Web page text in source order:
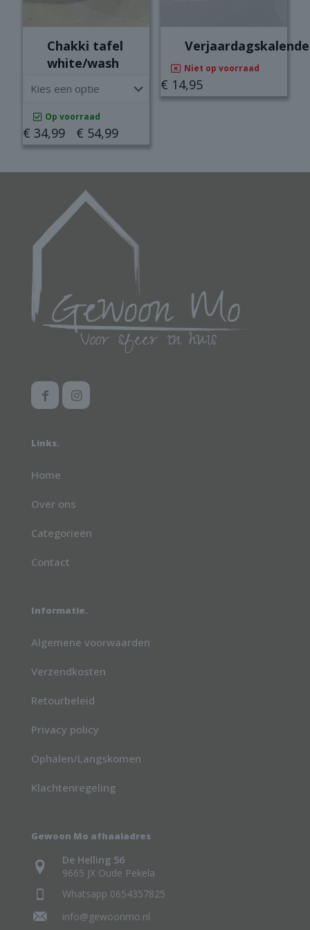
Chakki tafel
white/wash
Op voorraad
€ 34,99 € 54,99Prijsklasse:
€ 34,99
€ 54,99
Dit
heeft
kan
productpagina
Niet op voorraad
€ 14,95
Links.
Home
Over ons
Categorieën
Contact
Informatie.
Algemene voorwaarden
Verzendkosten
Retourbeleid
Privacy policy
Ophalen/Langskomen
Klachtenregeling
Gewoon Mo afhaaladres
De Helling 56
9665 JX Oude Pekela
Whatsapp 0654357825
info@gewoonmo.nl